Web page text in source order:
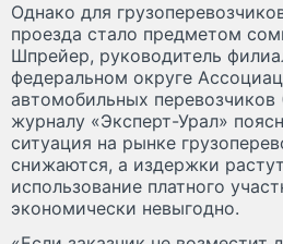
Однако для
проезда стало предметом
Шпрейер, руководитель
федеральном округе
автомобильных
журналу «Эксперт-Урал»
ситуация на рынке
снижаются, а издержки
использование платного
экономически невыгодно.